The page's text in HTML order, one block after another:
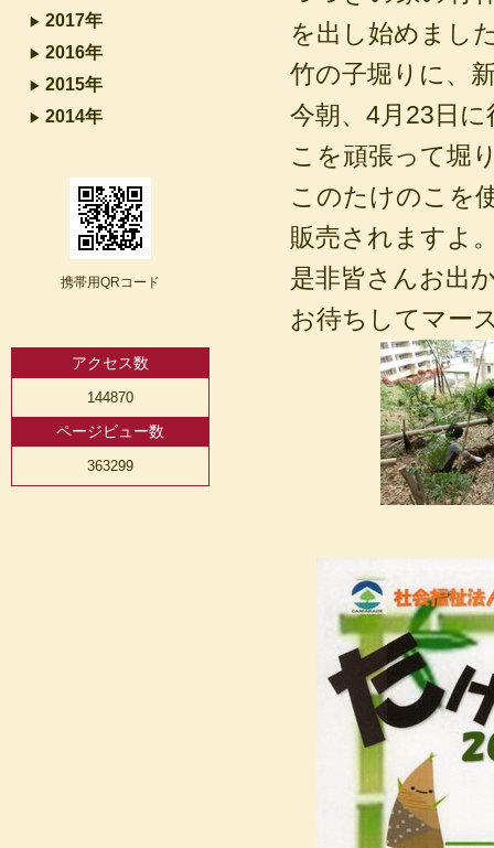
を出し始めまし
竹の子堀りに、
今朝、4月23日
こを頑張って堀
このたけのこを
販売されますよ
是非皆さんお出
お待ちしてマー
2017年
2016年
2015年
2014年
携帯用QRコード
アクセス数
144870
ページビュー数
363299